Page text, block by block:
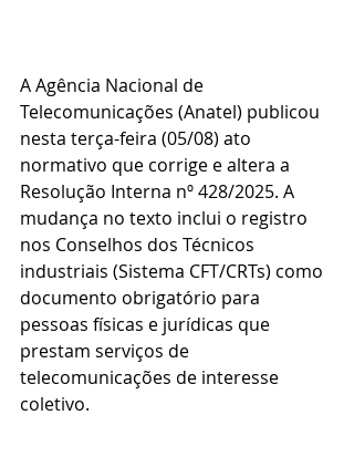
A Agência Nacional de
Telecomunicações (Anatel) publicou
nesta terça-feira (05/08) ato
normativo que corrige e altera a
Resolução Interna nº 428/2025. A
mudança no texto inclui o registro
nos Conselhos dos Técnicos
industriais (Sistema CFT/CRTs) como
documento obrigatório para
pessoas físicas e jurídicas que
prestam serviços de
telecomunicações de interesse
coletivo.